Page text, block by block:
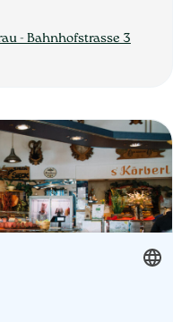
- Bahnhofstrasse 3